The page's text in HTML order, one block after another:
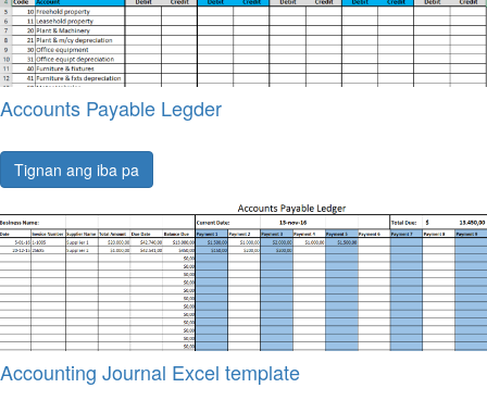
Accounts Payable Legder
Tignan ang iba pa
Accounting Journal Excel template